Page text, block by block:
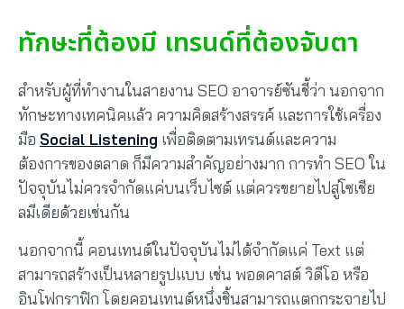
ทักษะที่ต้องมี เทรนด์ที่ต้องจับตา
สำหรับผู้ที่ทำงานในสายงาน SEO อาจารย์ซันชี้ว่า นอกจาก
ทักษะทางเทคนิคแล้ว ความคิดสร้างสรรค์ และการใช้เครื่อง
มือ Social Listening เพื่อติดตามเทรนด์และความ
ต้องการของตลาด ก็มีความสำคัญอย่างมาก การทำ SEO ใน
ปัจจุบันไม่ควรจำกัดแค่บนเว็บไซต์ แต่ควรขยายไปสู่โซเชีย
ลมีเดียด้วยเช่นกัน
นอกจากนี้ คอนเทนต์ในปัจจุบันไม่ได้จำกัดแค่ Text แต่
สามารถสร้างเป็นหลายรูปแบบ เช่น พอดคาสต์ วิดีโอ หรือ
อินโฟกราฟิก โดยคอนเทนต์หนึ่งชิ้นสามารถแตกกระจายไป